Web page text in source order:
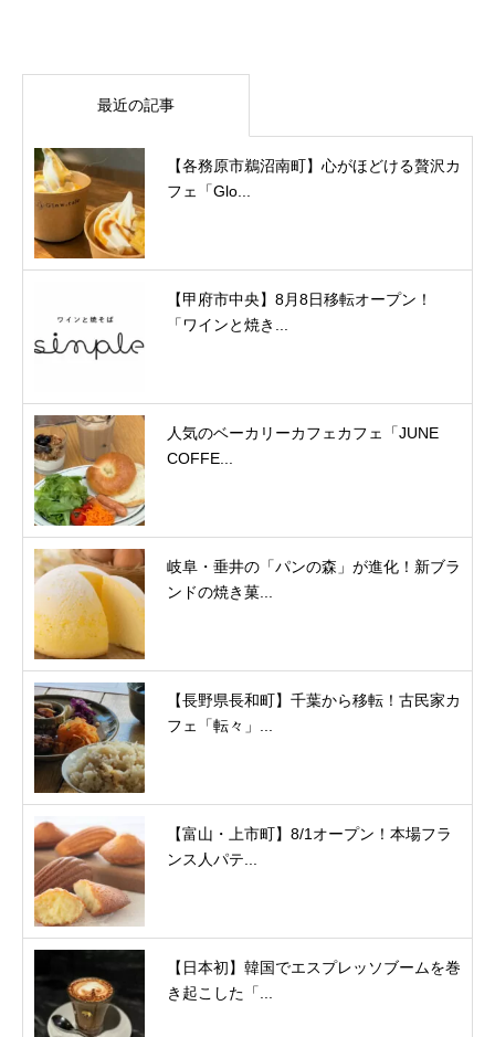
最近の記事
【各務原市鵜沼南町】心がほどける贅沢カ
フェ「Glo...
【甲府市中央】8月8日移転オープン！
「ワインと焼き...
人気のベーカリーカフェカフェ「JUNE
COFFE...
岐阜・垂井の「パンの森」が進化！新ブラ
ンドの焼き菓...
【長野県長和町】千葉から移転！古民家カ
フェ「転々」...
【富山・上市町】8/1オープン！本場フラ
ンス人パテ...
【日本初】韓国でエスプレッソブームを巻
き起こした「...